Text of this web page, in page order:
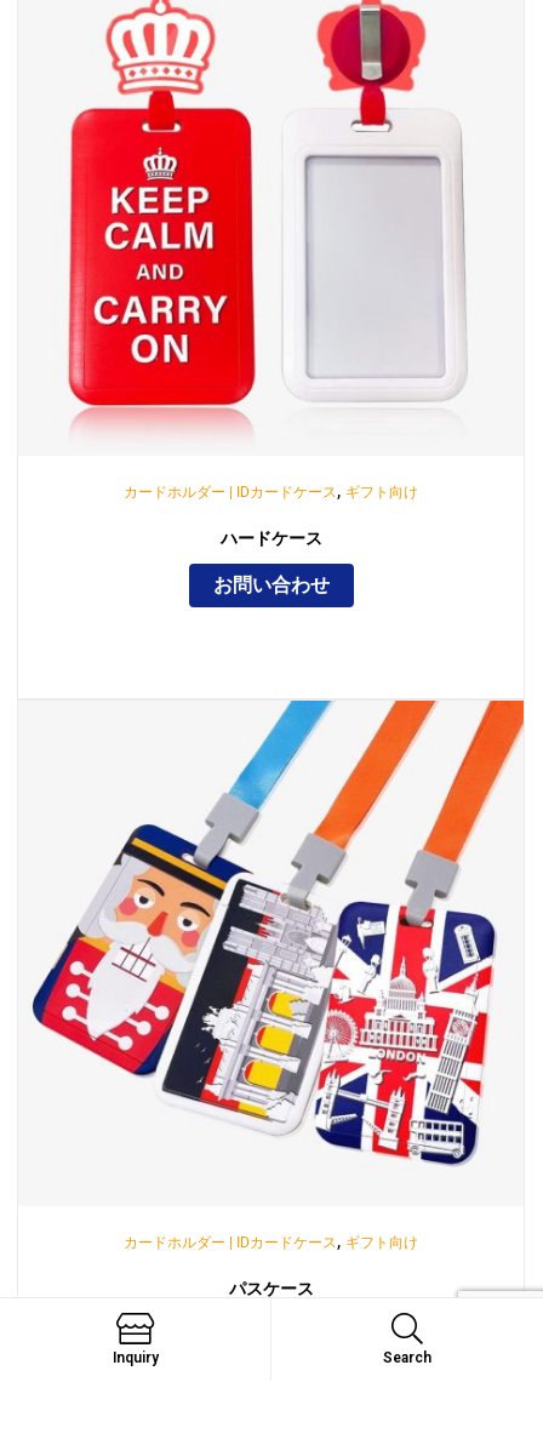
カードホルダー | IDカードケース , ギフト向け
ハードケース
お問い合わせ
カードホルダー | IDカードケース , ギフト向け
パスケース
Inquiry Search